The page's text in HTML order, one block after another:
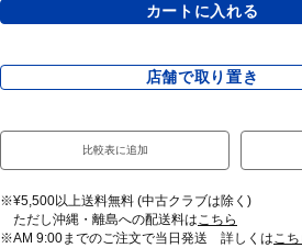
カートに入れる
店舗で取り置き
比較表に追加
※¥5,500以上送料無料 (中古クラブは除く)
ただし沖縄・離島への配送料はこちら
※AM 9:00までのご注文で当日発送 詳しくはこち